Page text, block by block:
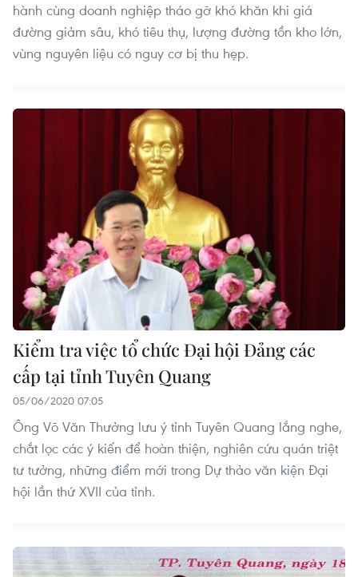
hành cùng doanh nghiệp tháo gỡ khó khăn khi giá
đường giảm sâu, khó tiêu thụ, lượng đường tồn kho lớn,
vùng nguyên liệu có nguy cơ bị thu hẹp.
Kiểm tra việc tổ chức Đại hội Đảng các
cấp tại tỉnh Tuyên Quang
05/06/2020 07:05
Ông Võ Văn Thưởng lưu ý tỉnh Tuyên Quang lắng nghe,
chắt lọc các ý kiến để hoàn thiện, nghiên cứu quán triệt
tư tưởng, những điểm mới trong Dự thảo văn kiện Đại
hội lần thứ XVII của tỉnh.